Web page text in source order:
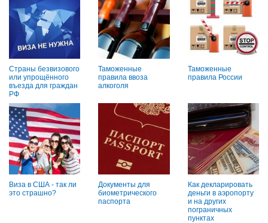
Страны безвизового
или упрощённого
въезда для граждан
РФ
Таможенные
правила ввоза
алкоголя
Таможенные
правила России
Виза в США - так ли
это страшно?
Документы для
биометрического
паспорта
Как декларировать
деньги в аэропорту
и на других
пограничных
пунктах